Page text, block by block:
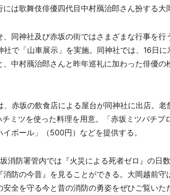
は歌舞伎俳優四代目中村鴈治郎さん扮する大
同神社及び赤坂の街ではさまざまな行事を行
社で「山車展示」を実施。同神社では、16日
、中村鴈治郎さんと昨年巡礼に加わった俳優
赤坂の飲食店による屋台が同神社に出店。老
ミツを使った料理を用意。「赤坂ミツバチプ
ボール」（500円）などを提供する。
消防署管内では『火災による死者ゼロ』の日
消防の今昔』を見ることができる。大岡越前守
安全を守る今と昔の消防の勇姿をぜひご覧い